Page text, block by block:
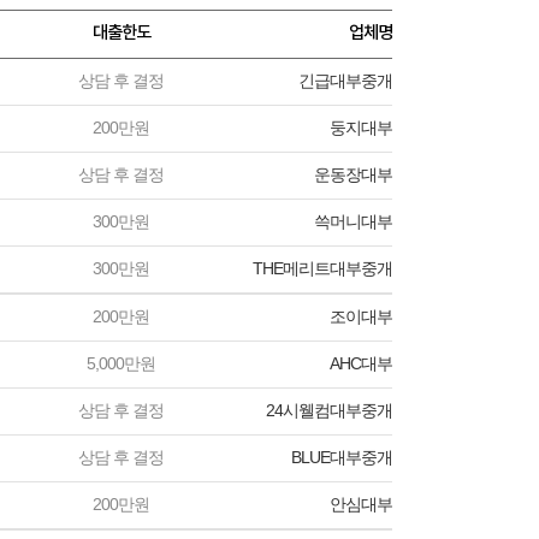
대출한도 업체명
상담 후 결정 긴급대부중개
200만원 둥지대부
상담 후 결정 운동장대부
300만원 쓱머니대부
300만원 THE메리트대부중개
200만원 조이대부
5,000만원 AHC대부
상담 후 결정 24시웰컴대부중개
상담 후 결정 BLUE대부중개
200만원 안심대부